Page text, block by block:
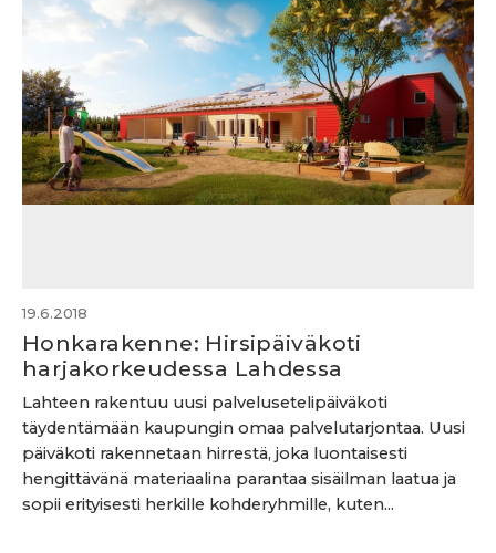
19.6.2018
Honkarakenne: Hirsipäiväkoti
harjakorkeudessa Lahdessa
Lahteen rakentuu uusi palvelusetelipäiväkoti
täydentämään kaupungin omaa palvelutarjontaa. Uusi
päiväkoti rakennetaan hirrestä, joka luontaisesti
hengittävänä materiaalina parantaa sisäilman laatua ja
sopii erityisesti herkille kohderyhmille, kuten...